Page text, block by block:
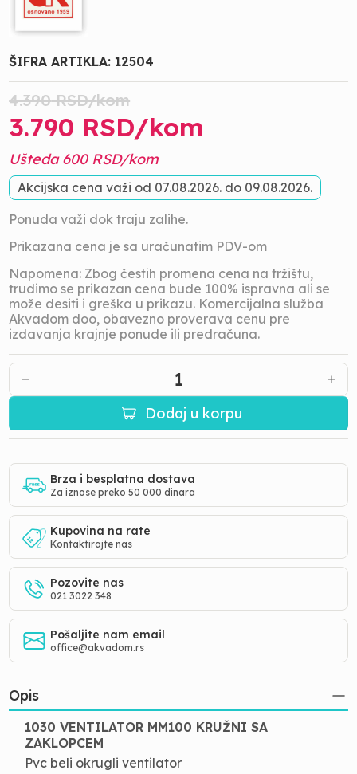
ŠIFRA ARTIKLA: 12504
4.390RSD/kom
3.790 RSD/kom
Ušteda600RSD/kom
Akcijska cena važi od 07.08.2026. do 09.08.2026.
Ponuda važi dok traju zalihe.
Prikazana cena je sa uračunatim PDV-om
Napomena: Zbog čestih promena cena na tržištu,
trudimo se prikazan cena bude 100% ispravna ali se
može desiti i greška u prikazu. Komercijalna služba
Akvadom doo, obavezno proverava cenu pre
izdavanja krajnje ponude ili predračuna.
1
Dodaj u korpu
Brza i besplatna dostava
Za iznose preko 50 000 dinara
Kupovina na rate
Kontaktirajte nas
Pozovite nas
021 3022 348
Pošaljite nam email
office@akvadom.rs
Opis
1030 VENTILATOR MM100 KRUŽNI SA
ZAKLOPCEM
Pvc beli okrugli ventilator